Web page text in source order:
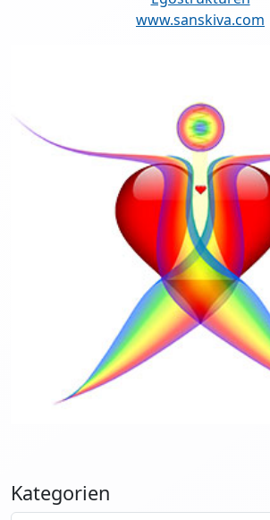
www.sanskiva.com
Kategorien